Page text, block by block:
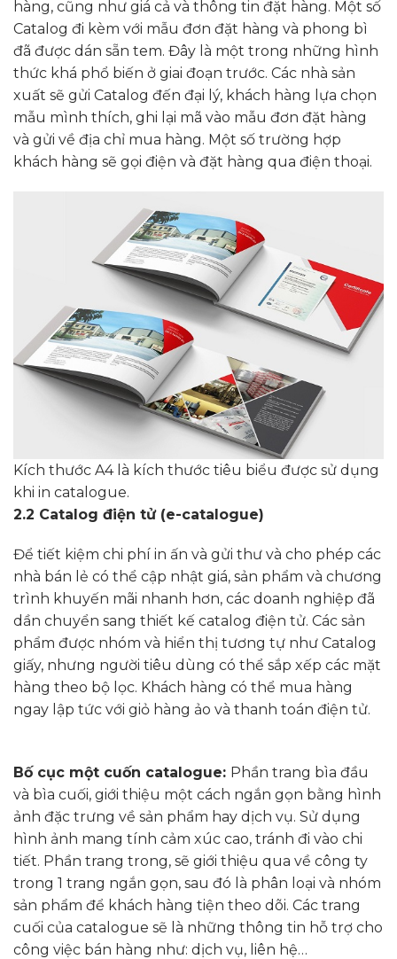
hàng, cũng như giá cả và thông tin đặt hàng. Một số
Catalog đi kèm với mẫu đơn đặt hàng và phong bì
đã được dán sẵn tem. Đây là một trong những hình
thức khá phổ biến ở giai đoạn trước. Các nhà sản
xuất sẽ gửi Catalog đến đại lý, khách hàng lựa chọn
mẫu mình thích, ghi lại mã vào mẫu đơn đặt hàng
và gửi về địa chỉ mua hàng. Một số trường hợp
khách hàng sẽ gọi điện và đặt hàng qua điện thoại.
Kích thước A4 là kích thước tiêu biểu được sử dụng
khi in catalogue.
2.2 Catalog điện tử (e-catalogue)
Để tiết kiệm chi phí in ấn và gửi thư và cho phép các
nhà bán lẻ có thể cập nhật giá, sản phẩm và chương
trình khuyến mãi nhanh hơn, các doanh nghiệp đã
dần chuyển sang thiết kế catalog điện tử. Các sản
phẩm được nhóm và hiển thị tương tự như Catalog
giấy, nhưng người tiêu dùng có thể sắp xếp các mặt
hàng theo bộ lọc. Khách hàng có thể mua hàng
ngay lập tức với giỏ hàng ảo và thanh toán điện tử.
Bố cục một cuốn catalogue: Phần trang bìa đầu
và bìa cuối, giới thiệu một cách ngắn gọn bằng hình
ảnh đặc trưng về sản phẩm hay dịch vụ. Sử dụng
hình ảnh mang tính cảm xúc cao, tránh đi vào chi
tiết. Phần trang trong, sẽ giới thiệu qua về công ty
trong 1 trang ngắn gọn, sau đó là phân loại và nhóm
sản phẩm để khách hàng tiện theo dõi. Các trang
cuối của catalogue sẽ là những thông tin hỗ trợ cho
công việc bán hàng như: dịch vụ, liên hệ…